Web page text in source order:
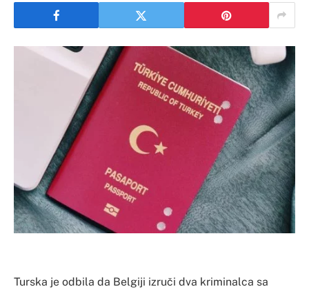
Turska je odbila da Belgiji izruči dva kriminalca sa